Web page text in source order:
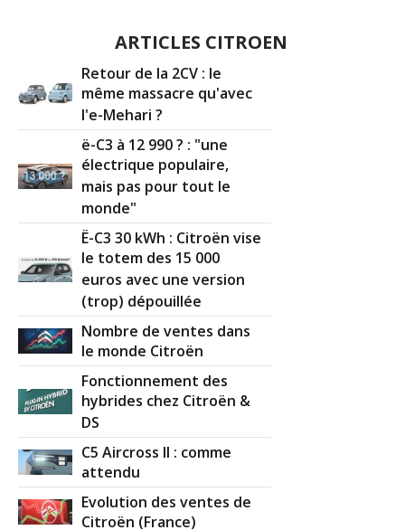
ARTICLES CITROEN
Retour de la 2CV : le
même massacre qu'avec
l'e-Mehari ?
ë-C3 à 12 990 ? : "une
électrique populaire,
mais pas pour tout le
monde"
Ë-C3 30 kWh : Citroën vise
le totem des 15 000
euros avec une version
(trop) dépouillée
Nombre de ventes dans
le monde Citroën
Fonctionnement des
hybrides chez Citroën &
DS
C5 Aircross II : comme
attendu
Evolution des ventes de
Citroën (France)